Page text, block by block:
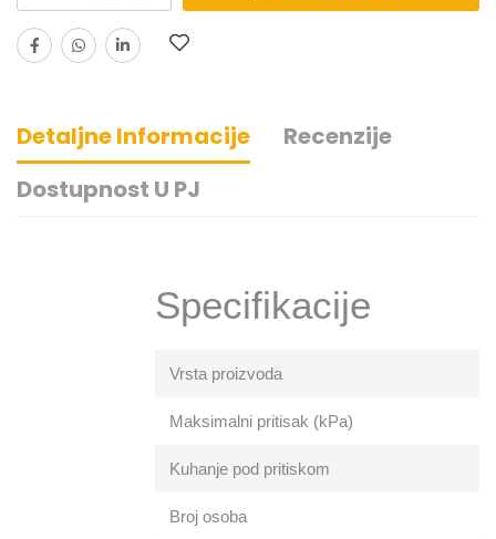
Detaljne Informacije
Recenzije
Dostupnost U PJ
Specifikacije
Vrsta proizvoda
Maksimalni pritisak (kPa)
Kuhanje pod pritiskom
Broj osoba